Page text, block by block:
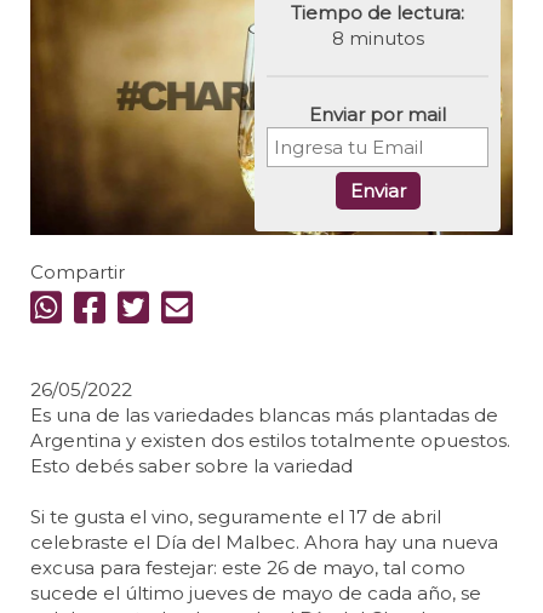
Tiempo de lectura:
8 minutos
Enviar por mail
Enviar
Compartir
26/05/2022
Es una de las variedades blancas más plantadas de
Argentina y existen dos estilos totalmente opuestos.
Esto debés saber sobre la variedad
Si te gusta el vino, seguramente el 17 de abril
celebraste el Día del Malbec. Ahora hay una nueva
excusa para festejar: este 26 de mayo, tal como
sucede el último jueves de mayo de cada año, se